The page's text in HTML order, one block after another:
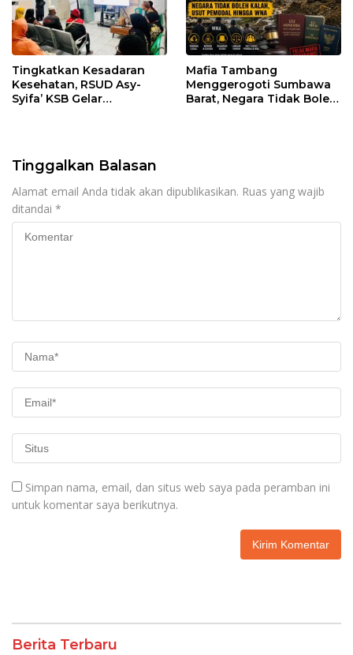
Tingkatkan Kesadaran
Kesehatan, RSUD Asy-
Syifa’ KSB Gelar
Mafia Tambang
Menggerogoti Sumbawa
Barat, Negara Tidak Boleh
Tinggalkan Balasan
Alamat email Anda tidak akan dipublikasikan. Ruas yang wajib
ditandai *
Simpan nama, email, dan situs web saya pada peramban ini
untuk komentar saya berikutnya.
Berita Terbaru